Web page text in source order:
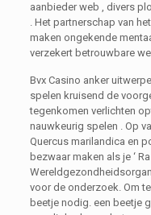
aanbieder web , divers
. Het partnerschap van
maken ongekende
verzekert betrouwbare
Bvx Casino anker
spelen kruisend de
tegenkomen verlichten
nauwkeurig spelen . Op
Quercus marilandica en
bezwaar maken als je ‘
voor de onderzoek. Om
beetje nodig. een beetje